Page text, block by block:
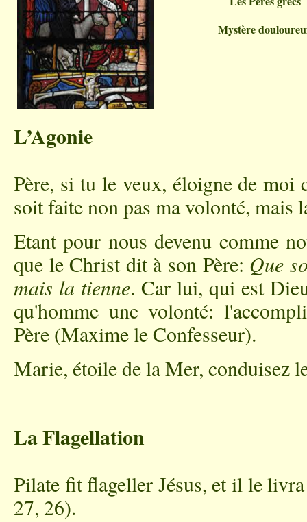
Mystère
L’Agonie
Père, si tu le veux, éloigne de moi
soit faite non pas ma volonté, mais
Etant pour nous devenu comme
que le Christ dit à son Père: Que
mais la tienne. Car lui, qui est
qu'homme une volonté:
Père (Maxime le Confesseur).
Marie, étoile de la Mer, conduisez
La Flagellation
Pilate fit flageller Jésus, et il le
27, 26).